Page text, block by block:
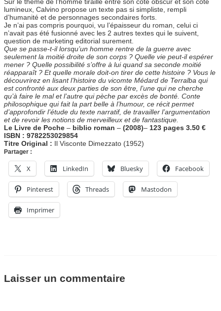
Sur le thème de l’homme tiraillé entre son côté obscur et son côté
lumineux, Calvino propose un texte pas si simpliste, rempli
d’humanité et de personnages secondaires forts.
Je n’ai pas compris pourquoi, vu l’épaisseur du roman, celui ci
n’avait pas été fusionné avec les 2 autres textes qui le suivent,
question de marketing editorial surement.
Que se passe-t-il lorsqu’un homme rentre de la guerre avec
seulement la moitié droite de son corps ? Quelle vie peut-il espérer
mener ? Quelle possibilité s’offre à lui quand sa seconde moitié
réapparaît ? Et quelle morale doit-on tirer de cette histoire ? Vous le
découvrirez en lisant l’histoire du vicomte Médard de Terralba qui
est confronté aux deux parties de son être, l’une qui ne cherche
qu’à faire le mal et l’autre qui pèche par excès de bonté. Conte
philosophique qui fait la part belle à l’humour, ce récit permet
d’approfondir l’étude du texte narratif, de travailler l’argumentation
et de revoir les notions de merveilleux et de fantastique.
Le Livre de Poche – biblio roman – (2008)– 123 pages 3.50 €
ISBN : 9782253029854
Titre Original : Il Visconte Dimezzato (1952)
Partager :
X LinkedIn Bluesky Facebook
Pinterest Threads Mastodon
Imprimer
Laisser un commentaire